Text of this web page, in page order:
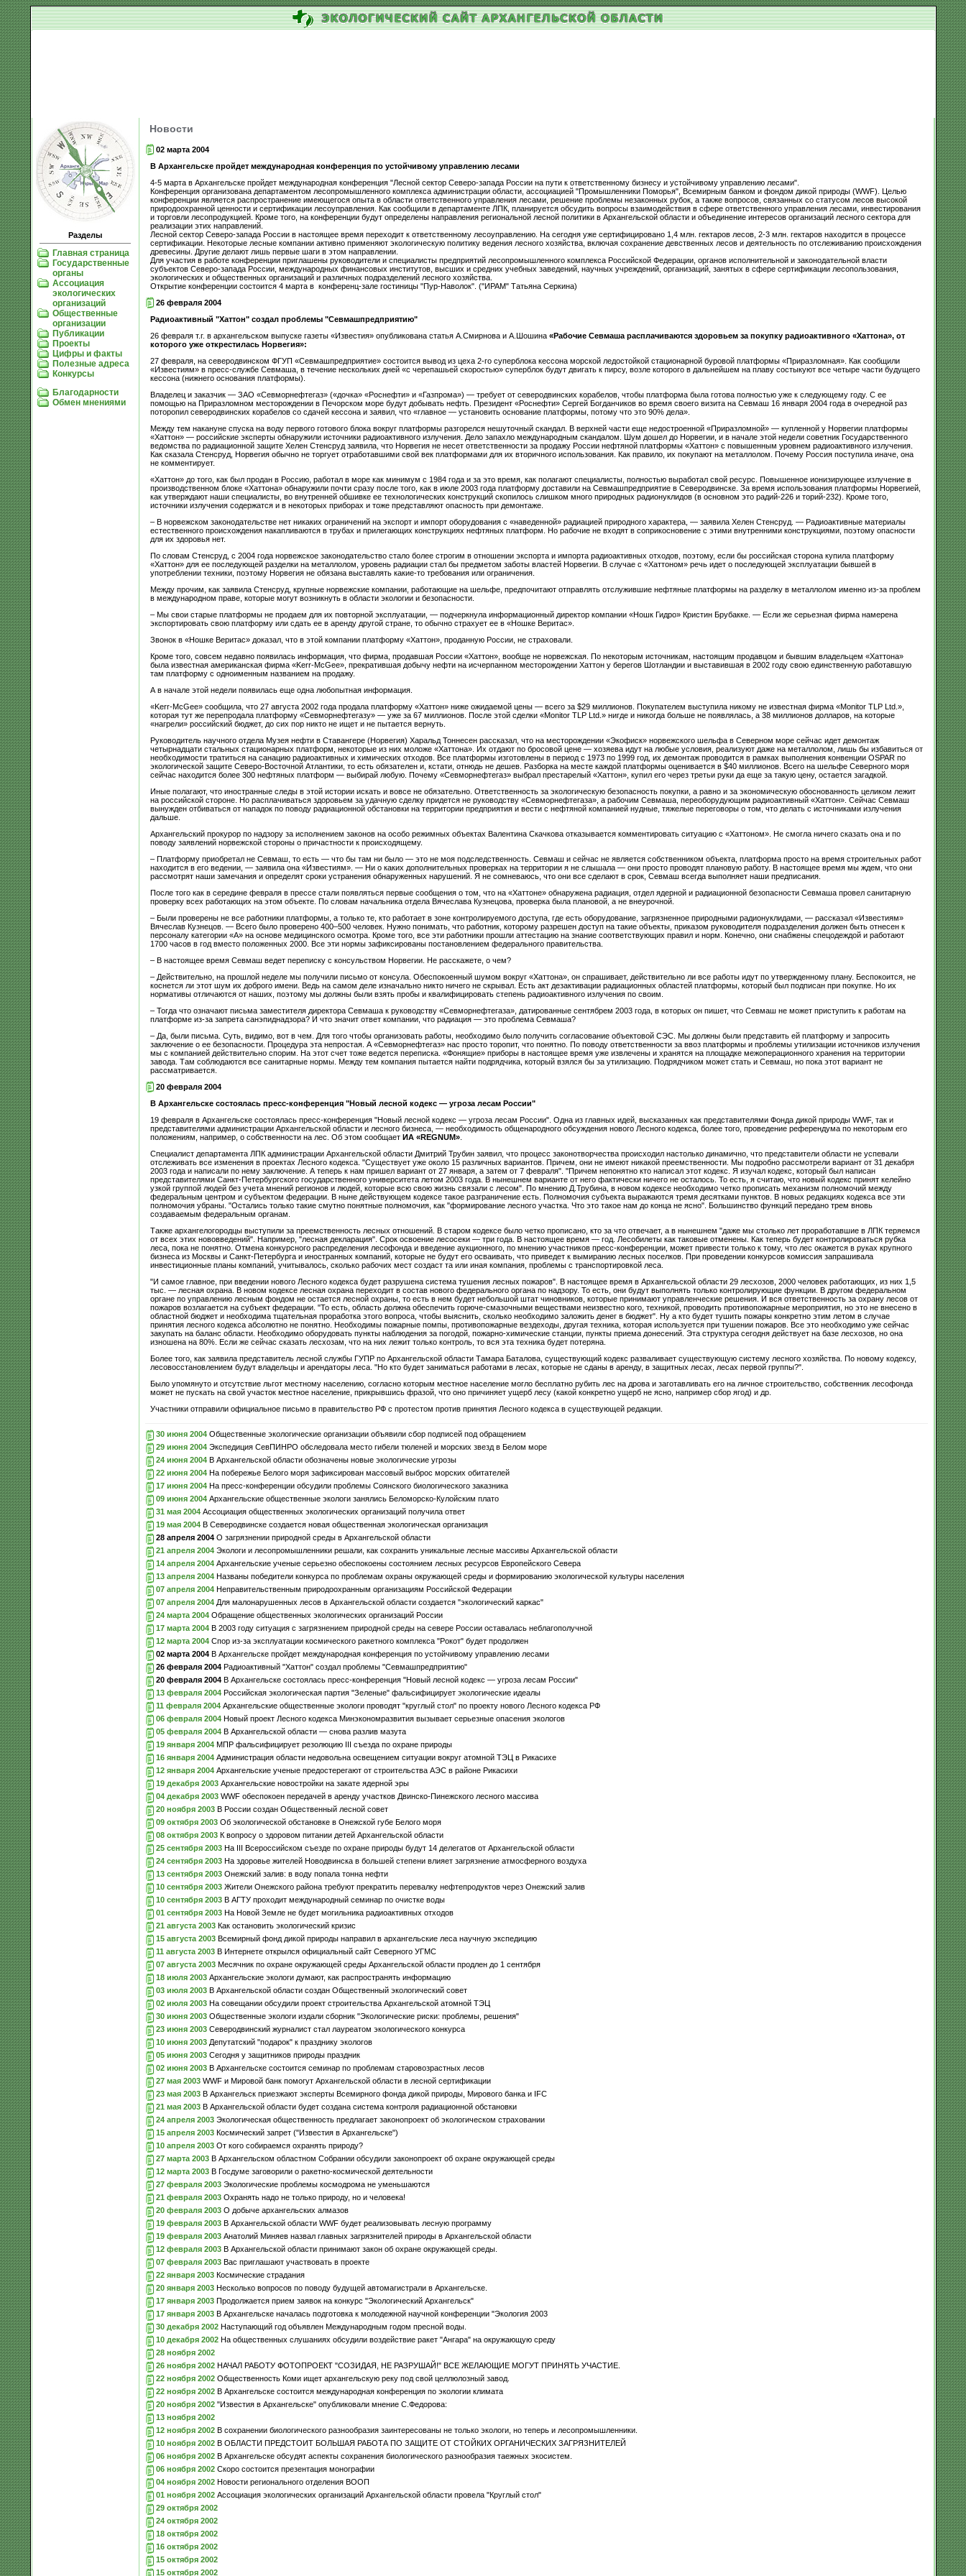
Разделы
Главная страница
Государственные
органы
Ассоциация
экологических
организаций
Общественные
организации
Публикации
Проекты
Цифры и факты
Полезные адреса
Конкурсы
Благодарности
Обмен мнениями
Новости
02 марта 2004
В Архангельске пройдет международная конференция по устойчивому управлению лесами
4-5 марта в Архангельске пройдет международная конференция "Лесной сектор Северо-запада России на пути к ответственному бизнесу и устойчивому управлению лесами".
Конференция организована департаментом лесопромышленного комплекса администрации области, ассоциацией "Промышленники Поморья", Всемирным банком и фондом дикой природы (WWF). Целью
конференции является распространение имеющегося опыта в области ответственного управления лесами, решение проблемы незаконных рубок, а также вопросов, связанных со статусом лесов высокой
природоохранной ценности и сертификации лесоуправления. Как сообщили в департаменте ЛПК, планируется обсудить вопросы взаимодействия в сфере ответственного управления лесами, инвестирования
и торговли лесопродукцией. Кроме того, на конференции будут определены направления региональной лесной политики в Архангельской области и объединение интересов организаций лесного сектора для
реализации этих направлений.
Лесной сектор Северо-запада России в настоящее время переходит к ответственному лесоуправлению. На сегодня уже сертифицировано 1,4 млн. гектаров лесов, 2-3 млн. гектаров находится в процессе
сертификации. Некоторые лесные компании активно применяют экологическую политику ведения лесного хозяйства, включая сохранение девственных лесов и деятельность по отслеживанию происхождения
древесины. Другие делают лишь первые шаги в этом направлении.
Для участия в работе конференции приглашены руководители и специалисты предприятий лесопромышленного комплекса Российской Федерации, органов исполнительной и законодательной власти
субъектов Северо-запада России, международных финансовых институтов, высших и средних учебных заведений, научных учреждений, организаций, занятых в сфере сертификации лесопользования,
экологических и общественных организаций и различных подразделений лесного хозяйства.
Открытие конференции состоится 4 марта в конференц-зале гостиницы "Пур-Наволок". ("ИРАМ" Татьяна Серкина)
26 февраля 2004
Радиоактивный "Хаттон" создал проблемы "Севмашпредприятию"
26 февраля т.г. в архангельском выпуске газеты «Известия» опубликована статья А.Смирнова и А.Шошина «Рабочие Севмаша расплачиваются здоровьем за покупку радиоактивного «Хаттона», от
которого уже открестилась Норвегия»:
27 февраля, на северодвинском ФГУП «Севмашпредприятие» состоится вывод из цеха 2-го суперблока кессона морской ледостойкой стационарной буровой платформы «Приразломная». Как сообщили
«Известиям» в пресс-службе Севмаша, в течение нескольких дней «с черепашьей скоростью» суперблок будут двигать к пирсу, возле которого в дальнейшем на плаву состыкуют все четыре части будущего
кессона (нижнего основания платформы).
Владелец и заказчик — ЗАО «Севморнефтегаз» («дочка» «Роснефти» и «Газпрома») — требует от северодвинских корабелов, чтобы платформа была готова полностью уже к следующему году. С ее
помощью на Приразломном месторождении в Печорском море будут добывать нефть. Президент «Роснефти» Сергей Богданчиков во время своего визита на Севмаш 16 января 2004 года в очередной раз
поторопил северодвинских корабелов со сдачей кессона и заявил, что «главное — установить основание платформы, потому что это 90% дела».
Между тем накануне спуска на воду первого готового блока вокруг платформы разгорелся нешуточный скандал. В верхней части еще недостроенной «Приразломной» — купленной у Норвегии платформы
«Хаттон» — российские эксперты обнаружили источники радиоактивного излучения. Дело запахло международным скандалом. Шум дошел до Норвегии, и в начале этой недели советник Государственного
ведомства по радиационной защите Хелен Стенсруд заявила, что Норвегия не несет ответственности за продажу России нефтяной платформы «Хаттон» с повышенным уровнем радиоактивного излучения.
Как сказала Стенсруд, Норвегия обычно не торгует отработавшими свой век платформами для их вторичного использования. Как правило, их покупают на металлолом. Почему Россия поступила иначе, она
не комментирует.
«Хаттон» до того, как был продан в Россию, работал в море как минимум с 1984 года и за это время, как полагают специалисты, полностью выработал свой ресурс. Повышенное ионизирующее излучение в
производственном блоке «Хаттона» обнаружили почти сразу после того, как в июле 2003 года платформу доставили на Севмашпредприятие в Северодвинске. За время использования платформы Норвегией,
как утверждают наши специалисты, во внутренней обшивке ее технологических конструкций скопилось слишком много природных радионуклидов (в основном это радий-226 и торий-232). Кроме того,
источники излучения содержатся и в некоторых приборах и тоже представляют опасность при демонтаже.
– В норвежском законодательстве нет никаких ограничений на экспорт и импорт оборудования с «наведенной» радиацией природного характера, — заявила Хелен Стенсруд. — Радиоактивные материалы
естественного происхождения накапливаются в трубах и прилегающих конструкциях нефтяных платформ. Но рабочие не входят в соприкосновение с этими внутренними конструкциями, поэтому опасности
для их здоровья нет.
По словам Стенсруд, с 2004 года норвежское законодательство стало более строгим в отношении экспорта и импорта радиоактивных отходов, поэтому, если бы российская сторона купила платформу
«Хаттон» для ее последующей разделки на металлолом, уровень радиации стал бы предметом заботы властей Норвегии. В случае с «Хаттоном» речь идет о последующей эксплуатации бывшей в
употреблении техники, поэтому Норвегия не обязана выставлять какие-то требования или ограничения.
Между прочим, как заявила Стенсруд, крупные норвежские компании, работающие на шельфе, предпочитают отправлять отслужившие нефтяные платформы на разделку в металлолом именно из-за проблем
в международном праве, которые могут возникнуть в области экологии и безопасности.
– Мы свои старые платформы не продаем для их повторной эксплуатации, — подчеркнула информационный директор компании «Ношк Гидро» Кристин Брубакке. — Если же серьезная фирма намерена
экспортировать свою платформу или сдать ее в аренду другой стране, то обычно страхует ее в «Ношке Веритас».
Звонок в «Ношке Веритас» доказал, что в этой компании платформу «Хаттон», проданную России, не страховали.
Кроме того, совсем недавно появилась информация, что фирма, продавшая России «Хаттон», вообще не норвежская. По некоторым источникам, настоящим продавцом и бывшим владельцем «Хаттона»
была известная американская фирма «Kerr-McGee», прекратившая добычу нефти на исчерпанном месторождении Хаттон у берегов Шотландии и выставившая в 2002 году свою единственную работавшую
там платформу с одноименным названием на продажу.
А в начале этой недели появилась еще одна любопытная информация.
«Kerr-McGee» сообщила, что 27 августа 2002 года продала платформу «Хаттон» ниже ожидаемой цены — всего за $29 миллионов. Покупателем выступила никому не известная фирма «Monitor TLP Ltd.»,
которая тут же перепродала платформу «Севморнефтегазу» — уже за 67 миллионов. После этой сделки «Monitor TLP Ltd.» нигде и никогда больше не появлялась, а 38 миллионов долларов, на которые
«нагрели» российский бюджет, до сих пор никто не ищет и не пытается вернуть.
Руководитель научного отдела Музея нефти в Ставангере (Норвегия) Харальд Тоннесен рассказал, что на месторождении «Экофиск» норвежского шельфа в Северном море сейчас идет демонтаж
четырнадцати стальных стационарных платформ, некоторые из них моложе «Хаттона». Их отдают по бросовой цене — хозяева идут на любые условия, реализуют даже на металлолом, лишь бы избавиться от
необходимости тратиться на санацию радиоактивных и химических отходов. Все платформы изготовлены в период с 1973 по 1999 год, их демонтаж проводится в рамках выполнения конвенции OSPAR по
экологической защите Северо-Восточной Атлантики, то есть обязателен и, кстати, отнюдь не дешев. Разборка на месте каждой платформы оценивается в $40 миллионов. Всего на шельфе Северного моря
сейчас находится более 300 нефтяных платформ — выбирай любую. Почему «Севморнефтегаз» выбрал престарелый «Хаттон», купил его через третьи руки да еще за такую цену, остается загадкой.
Иные полагают, что иностранные следы в этой истории искать и вовсе не обязательно. Ответственность за экологическую безопасность покупки, а равно и за экономическую обоснованность целиком лежит
на российской стороне. Но расплачиваться здоровьем за удачную сделку придется не руководству «Севморнефтегаза», а рабочим Севмаша, переоборудующим радиоактивный «Хаттон». Сейчас Севмаш
вынужден отбиваться от нападок по поводу радиационной обстановки на территории предприятия и вести с нефтяной компанией нудные, тяжелые переговоры о том, что делать с источниками излучения
дальше.
Архангельский прокурор по надзору за исполнением законов на особо режимных объектах Валентина Скачкова отказывается комментировать ситуацию с «Хаттоном». Не смогла ничего сказать она и по
поводу заявлений норвежской стороны о причастности к происходящему.
– Платформу приобретал не Севмаш, то есть — что бы там ни было — это не моя подследственность. Севмаш и сейчас не является собственником объекта, платформа просто на время строительных работ
находится в его ведении, — заявила она «Известиям». — Ни о каких дополнительных проверках на территории я не слышала — они просто проводят плановую работу. В настоящее время мы ждем, что они
рассмотрят наши замечания и определят сроки устранения обнаруженных нарушений. Я не сомневаюсь, что они все сделают в срок, Севмаш всегда выполняет наши предписания.
После того как в середине февраля в прессе стали появляться первые сообщения о том, что на «Хаттоне» обнаружена радиация, отдел ядерной и радиационной безопасности Севмаша провел санитарную
проверку всех работающих на этом объекте. По словам начальника отдела Вячеслава Кузнецова, проверка была плановой, а не внеурочной.
– Были проверены не все работники платформы, а только те, кто работает в зоне контролируемого доступа, где есть оборудование, загрязненное природными радионуклидами, — рассказал «Известиям»
Вячеслав Кузнецов. — Всего было проверено 400–500 человек. Нужно понимать, что работник, которому разрешен доступ на такие объекты, приказом руководителя подразделения должен быть отнесен к
персоналу категории «А» на основе медицинского осмотра. Кроме того, все эти работники прошли аттестацию на знание соответствующих правил и норм. Конечно, они снабжены спецодеждой и работают
1700 часов в год вместо положенных 2000. Все эти нормы зафиксированы постановлением федерального правительства.
– В настоящее время Севмаш ведет переписку с консульством Норвегии. Не расскажете, о чем?
– Действительно, на прошлой неделе мы получили письмо от консула. Обеспокоенный шумом вокруг «Хаттона», он спрашивает, действительно ли все работы идут по утвержденному плану. Беспокоится, не
коснется ли этот шум их доброго имени. Ведь на самом деле изначально никто ничего не скрывал. Есть акт дезактивации радиационных областей платформы, который был подписан при покупке. Но их
нормативы отличаются от наших, поэтому мы должны были взять пробы и квалифицировать степень радиоактивного излучения по своим.
– Тогда что означают письма заместителя директора Севмаша к руководству «Севморнефтегаза», датированные сентябрем 2003 года, в которых он пишет, что Севмаш не может приступить к работам на
платформе из-за запрета санэпиднадзора? И что значит ответ компании, что радиация — это проблема Севмаша?
– Да, были письма. Суть, видимо, вот в чем. Для того чтобы организовать работы, необходимо было получить согласование объектовой СЭС. Мы должны были представить ей платформу и запросить
заключение о ее безопасности. Процедура эта непростая. А «Севморнефтегаз» нас просто торопит, что понятно. По поводу ответственности за ввоз платформы и проблемы утилизации источников излучения
мы с компанией действительно спорим. На этот счет тоже ведется переписка. «Фонящие» приборы в настоящее время уже извлечены и хранятся на площадке межоперационного хранения на территории
завода. Там соблюдаются все санитарные нормы. Между тем компания пытается найти подрядчика, который взялся бы за утилизацию. Подрядчиком может стать и Севмаш, но пока этот вариант не
рассматривается.
20 февраля 2004
В Архангельске состоялась пресс-конференция "Новый лесной кодекс — угроза лесам России"
19 февраля в Архангельске состоялась пресс-конференция "Новый лесной кодекс — угроза лесам России". Одна из главных идей, высказанных как представителями Фонда дикой природы WWF, так и
представителями администрации Архангельской области и лесного бизнеса, — необходимость общенародного обсуждения нового Лесного кодекса, более того, проведение референдума по некоторым его
положениям, например, о собственности на лес. Об этом сообщает ИА «REGNUM».
Специалист департамента ЛПК администрации Архангельской области Дмитрий Трубин заявил, что процесс законотворчества происходил настолько динамично, что представители области не успевали
отслеживать все изменения в проектах Лесного кодекса. "Существует уже около 15 различных вариантов. Причем, они не имеют никакой преемственности. Мы подробно рассмотрели вариант от 31 декабря
2003 года и написали по нему заключение. А теперь к нам пришел вариант от 27 января, а затем от 7 февраля". "Причем непонятно кто написал этот кодекс. Я изучал кодекс, который был написан
представителями Санкт-Петербургского государственного университета летом 2003 года. В нынешнем варианте от него фактически ничего не осталось. То есть, я считаю, что новый кодекс принят келейно
узкой группой людей без учета мнений регионов и людей, которые всю свою жизнь связали с лесом". По мнению Д.Трубина, в новом кодексе необходимо четко прописать механизм полномочий между
федеральным центром и субъектом федерации. В ныне действующем кодексе такое разграничение есть. Полномочия субъекта выражаются тремя десятками пунктов. В новых редакциях кодекса все эти
полномочия убраны. "Остались только такие смутно понятные полномочия, как "формирование лесного участка. Что это такое нам до конца не ясно". Большинство функций передано трем вновь
создаваемым федеральным органам.
Также архангелогородцы выступили за преемственность лесных отношений. В старом кодексе было четко прописано, кто за что отвечает, а в нынешнем "даже мы столько лет проработавшие в ЛПК теряемся
от всех этих нововведений". Например, "лесная декларация". Срок освоение лесосеки — три года. В настоящее время — год. Лесобилеты как таковые отменены. Как теперь будет контролироваться рубка
леса, пока не понятно. Отмена конкурсного распределения лесофонда и введение аукционного, по мнению участников пресс-конференции, может привести только к тому, что лес окажется в руках крупного
бизнеса из Москвы и Санкт-Петербурга и иностранных компаний, которые не будут его осваивать, что приведет к вымиранию лесных поселков. При проведении конкурсов комиссия запрашивала
инвестиционные планы компаний, учитывалось, сколько рабочих мест создаст та или иная компания, проблемы с транспортировкой леса.
"И самое главное, при введении нового Лесного кодекса будет разрушена система тушения лесных пожаров". В настоящее время в Архангельской области 29 лесхозов, 2000 человек работающих, из них 1,5
тыс. — лесная охрана. В новом кодексе лесная охрана переходит в состав нового федерального органа по надзору. То есть, они будут выполнять только контролирующие функции. В другом федеральном
органе по управлению лесным фондом не остается лесной охраны, то есть в нем будет небольшой штат чиновников, которые принимают управленческие решения. И вся ответственность за охрану лесов от
пожаров возлагается на субъект федерации. "То есть, область должна обеспечить горюче-смазочными веществами неизвестно кого, техникой, проводить противопожарные мероприятия, но это не внесено в
областной бюджет и необходима тщательная проработка этого вопроса, чтобы выяснить, сколько необходимо заложить денег в бюджет". Ну а кто будет тушить пожары конкретно этим летом в случае
принятия лесного кодекса абсолютно не понятно. Необходимы пожарные помпы, противопожарные вездеходы, другая техника, которая используется при тушении пожаров. Все это необходимо уже сейчас
закупать на баланс области. Необходимо оборудовать пункты наблюдения за погодой, пожарно-химические станции, пункты приема донесений. Эта структура сегодня действует на базе лесхозов, но она
изношена на 80%. Если же сейчас сказать лесхозам, что на них лежит только контроль, то вся эта техника будет потеряна.
Более того, как заявила представитель лесной службы ГУПР по Архангельской области Тамара Баталова, существующий кодекс разваливает существующую систему лесного хозяйства. По новому кодексу,
лесовосстановлением будут владельцы и арендаторы леса. "Но кто будет заниматься работами в лесах, которые не сданы в аренду, в защитных лесах, лесах первой группы?".
Было упомянуто и отсутствие льгот местному населению, согласно которым местное население могло бесплатно рубить лес на дрова и заготавливать его на личное строительство, собственник лесофонда
может не пускать на свой участок местное население, прикрывшись фразой, что оно причиняет ущерб лесу (какой конкретно ущерб не ясно, например сбор ягод) и др.
Участники отправили официальное письмо в правительство РФ с протестом против принятия Лесного кодекса в существующей редакции.
30 июня 2004Общественные экологические организации объявили сбор подписей под обращением
29 июня 2004Экспедиция СевПИНРО обследовала место гибели тюленей и морских звезд в Белом море
24 июня 2004В Архангельской области обозначены новые экологические угрозы
22 июня 2004На побережье Белого моря зафиксирован массовый выброс морских обитателей
17 июня 2004На пресс-конференции обсудили проблемы Соянского биологического заказника
09 июня 2004Архангельские общественные экологи занялись Беломорско-Кулойским плато
31 мая 2004Ассоциация общественных экологических организаций получила ответ
19 мая 2004В Северодвинске создается новая общественная экологическая организация
28 апреля 2004О загрязнении природной среды в Архангельской области
21 апреля 2004Экологи и лесопромышленники решали, как сохранить уникальные лесные массивы Архангельской области
14 апреля 2004Архангельские ученые серьезно обеспокоены состоянием лесных ресурсов Европейского Севера
13 апреля 2004Названы победители конкурса по проблемам охраны окружающей среды и формированию экологической культуры населения
07 апреля 2004Неправительственным природоохранным организациям Российской Федерации
07 апреля 2004Для малонарушенных лесов в Архангельской области создается "экологический каркас"
24 марта 2004Обращение общественных экологических организаций России
17 марта 2004В 2003 году ситуация с загрязнением природной среды на севере России оставалась неблагополучной
12 марта 2004Спор из-за эксплуатации космического ракетного комплекса "Рокот" будет продолжен
02 марта 2004В Архангельске пройдет международная конференция по устойчивому управлению лесами
26 февраля 2004Радиоактивный "Хаттон" создал проблемы "Севмашпредприятию"
20 февраля 2004В Архангельске состоялась пресс-конференция "Новый лесной кодекс — угроза лесам России"
13 февраля 2004Российская экологическая партия "Зеленые" фальсифицирует экологические идеалы
11 февраля 2004Архангельские общественные экологи проводят "круглый стол" по проекту нового Лесного кодекса РФ
06 февраля 2004Новый проект Лесного кодекса Минэкономразвития вызывает серьезные опасения экологов
05 февраля 2004В Архангельской области — снова разлив мазута
19 января 2004МПР фальсифицирует резолюцию III съезда по охране природы
16 января 2004Администрация области недовольна освещением ситуации вокруг атомной ТЭЦ в Рикасихе
12 января 2004Архангельские ученые предостерегают от строительства АЭС в районе Рикасихи
19 декабря 2003Архангельские новостройки на закате ядерной эры
04 декабря 2003WWF обеспокоен передачей в аренду участков Двинско-Пинежского лесного массива
20 ноября 2003В России создан Общественный лесной совет
09 октября 2003Об экологической обстановке в Онежской губе Белого моря
08 октября 2003К вопросу о здоровом питании детей Архангельской области
25 сентября 2003На III Всероссийском съезде по охране природы будут 14 делегатов от Архангельской области
24 сентября 2003На здоровье жителей Новодвинска в большей степени влияет загрязнение атмосферного воздуха
13 сентября 2003Онежский залив: в воду попала тонна нефти
10 сентября 2003Жители Онежского района требуют прекратить перевалку нефтепродуктов через Онежский залив
10 сентября 2003В АГТУ проходит международный семинар по очистке воды
01 сентября 2003На Новой Земле не будет могильника радиоактивных отходов
21 августа 2003Как остановить экологический кризис
15 августа 2003Всемирный фонд дикой природы направил в архангельские леса научную экспедицию
11 августа 2003В Интернете открылся официальный сайт Северного УГМС
07 августа 2003Месячник по охране окружающей среды Архангельской области продлен до 1 сентября
18 июля 2003Архангельские экологи думают, как распространять информацию
03 июля 2003В Архангельской области создан Общественный экологический совет
02 июля 2003На совещании обсудили проект строительства Архангельской атомной ТЭЦ
30 июня 2003Общественные экологи издали сборник "Экологические риски: проблемы, решения"
23 июня 2003Северодвинский журналист стал лауреатом экологического конкурса
10 июня 2003Депутатский "подарок" к празднику экологов
05 июня 2003Сегодня у защитников природы праздник
02 июня 2003В Архангельске состоится семинар по проблемам старовозрастных лесов
27 мая 2003WWF и Мировой банк помогут Архангельской области в лесной сертификации
23 мая 2003В Архангельск приезжают эксперты Всемирного фонда дикой природы, Мирового банка и IFC
21 мая 2003В Архангельской области будет создана система контроля радиационной обстановки
24 апреля 2003Экологическая общественность предлагает законопроект об экологическом страховании
15 апреля 2003Космический запрет ("Известия в Архангельске")
10 апреля 2003От кого собираемся охранять природу?
27 марта 2003В Архангельском областном Собрании обсудили законопроект об охране окружающей среды
12 марта 2003В Госдуме заговорили о ракетно-космической деятельности
27 февраля 2003Экологические проблемы космодрома не уменьшаются
21 февраля 2003Охранять надо не только природу, но и человека!
20 февраля 2003О добыче архангельских алмазов
19 февраля 2003В Архангельской области WWF будет реализовывать лесную программу
19 февраля 2003Анатолий Миняев назвал главных загрязнителей природы в Архангельской области
12 февраля 2003В Архангельской области принимают закон об охране окружающей среды.
07 февраля 2003Вас приглашают участвовать в проекте
22 января 2003Космические страдания
20 января 2003Несколько вопросов по поводу будущей автомагистрали в Архангельске.
17 января 2003Продолжается прием заявок на конкурс "Экологический Архангельск"
17 января 2003В Архангельске началась подготовка к молодежной научной конференции "Экология 2003
30 декабря 2002Наступающий год объявлен Международным годом пресной воды.
10 декабря 2002На общественных слушаниях обсудили воздействие ракет "Ангара" на окружающую среду
28 ноября 2002
26 ноября 2002НАЧАЛ РАБОТУ ФОТОПРОЕКТ "СОЗИДАЯ, НЕ РАЗРУШАЙ!" ВСЕ ЖЕЛАЮЩИЕ МОГУТ ПРИНЯТЬ УЧАСТИЕ.
22 ноября 2002Общественность Коми ищет архангельскую реку под свой целлюлозный завод.
22 ноября 2002В Архангельске состоится международная конференция по экологии климата
20 ноября 2002"Известия в Архангельске" опубликовали мнение С.Федорова:
13 ноября 2002
12 ноября 2002В сохранении биологического разнообразия заинтересованы не только экологи, но теперь и лесопромышленники.
10 ноября 2002В ОБЛАСТИ ПРЕДСТОИТ БОЛЬШАЯ РАБОТА ПО ЗАЩИТЕ ОТ СТОЙКИХ ОРГАНИЧЕСКИХ ЗАГРЯЗНИТЕЛЕЙ
06 ноября 2002В Архангельске обсудят аспекты сохранения биологического разнообразия таежных экосистем.
06 ноября 2002Скоро состоится презентация монографии
04 ноября 2002Новости регионального отделения ВООП
01 ноября 2002Ассоциация экологических организаций Архангельской области провела "Круглый стол"
29 октября 2002
24 октября 2002
18 октября 2002
16 октября 2002
15 октября 2002
15 октября 2002